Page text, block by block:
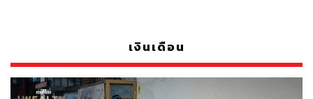
เงินเดือน